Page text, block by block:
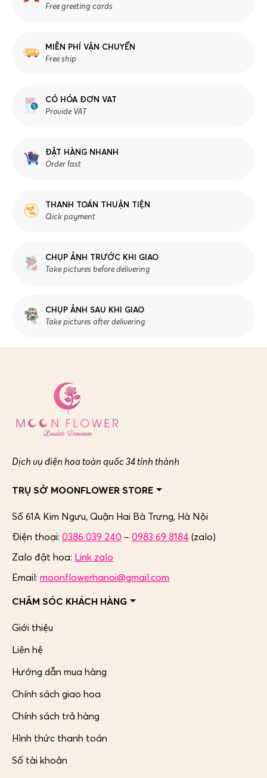
Free greeting cards
MIỄN PHÍ VẬN CHUYỂN
Free ship
CÓ HÓA ĐƠN VAT
Provide VAT
ĐẶT HÀNG NHANH
Order fast
THANH TOÁN THUẬN TIỆN
Qick payment
CHỤP ẢNH TRƯỚC KHI GIAO
Take pictures before delivering
CHỤP ẢNH SAU KHI GIAO
Take pictures after delivering
Dịch vụ điện hoa toàn quốc 34 tỉnh thành
TRỤ SỞ MOONFLOWER STORE
Số 61A Kim Ngưu, Quận Hai Bà Trưng, Hà Nội
Điện thoại: 0386 039 240 – 0983 69 8184 (zalo)
Zalo đặt hoa: Link zalo
Email: moonflowerhanoi@gmail.com
CHĂM SÓC KHÁCH HÀNG
Giới thiệu
Liên hệ
Hướng dẫn mua hàng
Chính sách giao hoa
Chính sách trả hàng
Hình thức thanh toán
Số tài khoản